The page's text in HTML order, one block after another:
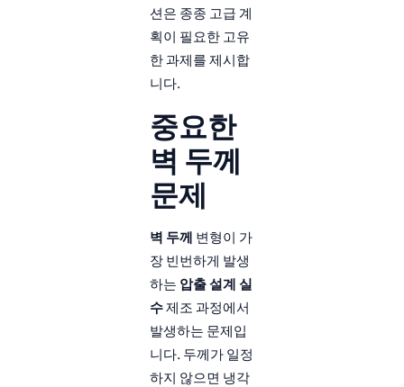
션은 종종 고급 계
획이 필요한 고유
한 과제를 제시합
니다.
중요한
벽 두께
문제
벽 두께 변형이 가
장 빈번하게 발생
하는 압출 설계 실
수제조 과정에서
발생하는 문제입
니다. 두께가 일정
하지 않으면 냉각